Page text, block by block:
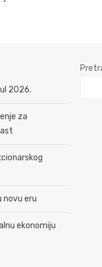
2026.
za
novu eru
ekonomiju